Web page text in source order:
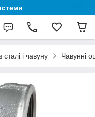
сталі і чавуну Чавунні